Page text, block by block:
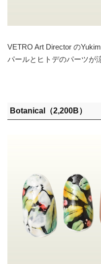
VETRO Art Director の
パールとヒトデのパーツが
Botanical（2,200B）